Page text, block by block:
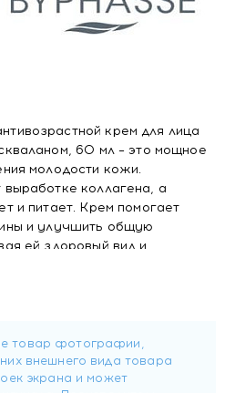
крем для лица
60 мл – это мощное
молодости кожи.
коллагена, а
и питает. Крем помогает
и улучшить общую
ей здоровый вид и